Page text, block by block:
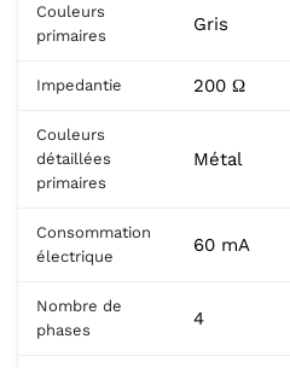
Couleurs
primaires
Gris
Impedantie 200 Ω
Couleurs
détaillées
primaires
Métal
Consommation
électrique
60 mA
Nombre de
phases
4